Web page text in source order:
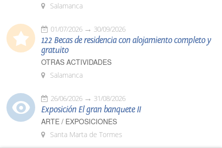
Salamanca
01/07/2026 30/09/2026
122 Becas de residencia con alojamiento completo y
gratuito
OTRAS ACTIVIDADES
Salamanca
26/06/2026 31/08/2026
Exposición El gran banquete II
ARTE / EXPOSICIONES
Santa Marta de Tormes